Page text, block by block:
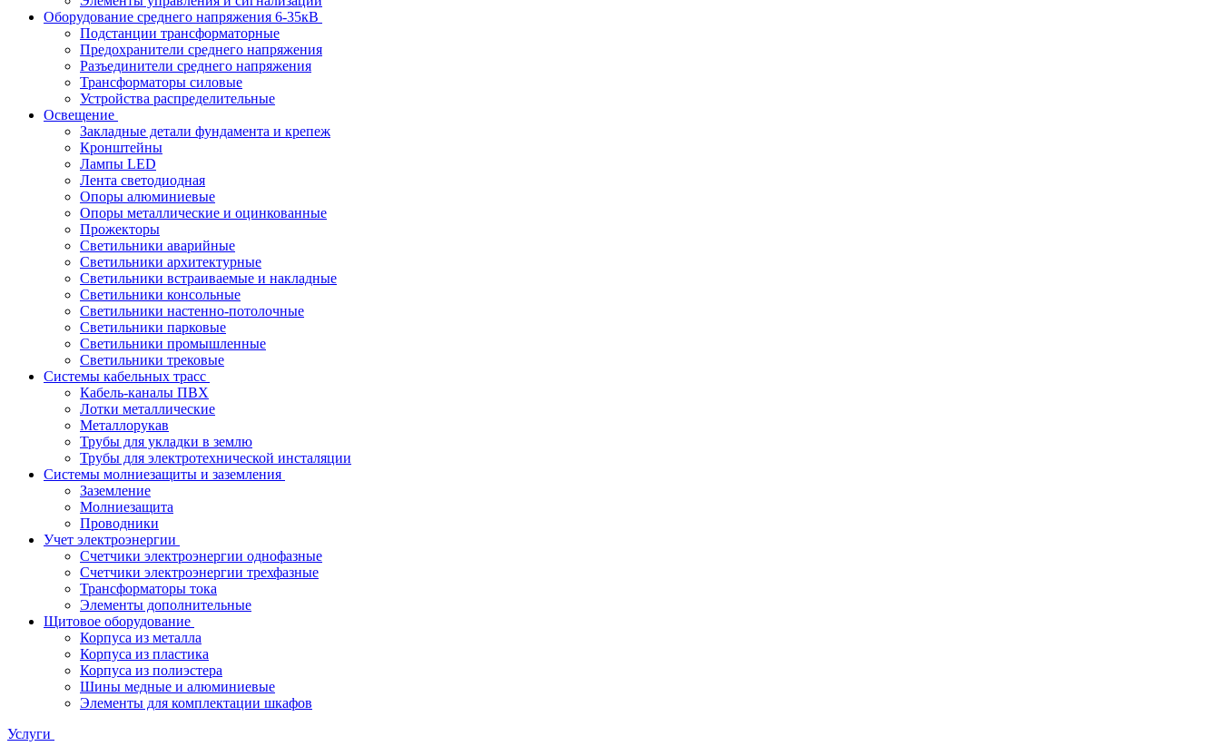
Оборудование среднего напряжения 6-35кВ
Подстанции трансформаторные
Предохранители среднего напряжения
Разъединители среднего напряжения
Трансформаторы силовые
Устройства распределительные
Освещение
Закладные детали фундамента и крепеж
Кронштейны
Лампы LED
Лента светодиодная
Опоры алюминиевые
Опоры металлические и оцинкованные
Прожекторы
Светильники аварийные
Светильники архитектурные
Светильники встраиваемые и накладные
Светильники консольные
Светильники настенно-потолочные
Светильники парковые
Светильники промышленные
Светильники трековые
Системы кабельных трасс
Кабель-каналы ПВХ
Лотки металлические
Металлорукав
Трубы для укладки в землю
Трубы для электротехнической инсталяции
Системы молниезащиты и заземления
Заземление
Молниезащита
Проводники
Учет электроэнергии
Счетчики электроэнергии однофазные
Счетчики электроэнергии трехфазные
Трансформаторы тока
Элементы дополнительные
Щитовое оборудование
Корпуса из металла
Корпуса из пластика
Корпуса из полиэстера
Шины медные и алюминиевые
Элементы для комплектации шкафов
Услуги